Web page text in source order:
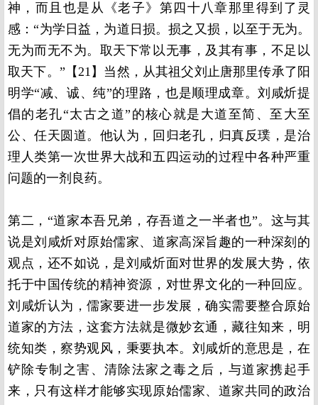
神，而且也是从《老子》第四十八章那里得到了灵
感：“为学日益，为道日损。损之又损，以至于无为。
无为而无不为。取天下常以无事，及其有事，不足以
取天下。”【21】当然，从其祖父刘止唐那里传承了阳
明学“减、诚、纯”的理路，也是顺理成章。刘咸炘提
倡的老孔“太古之道”的核心就是大道至简、至大至
公、任天圆道。他认为，回归老孔，归真反璞，是治
理人类第一次世界大战和五四运动的过程中各种严重
问题的一剂良药。
第二，“道家本吾兄弟，存吾道之一半者也”。这与其
说是刘咸炘对原始儒家、道家高深旨趣的一种深刻的
观点，还不如说，是刘咸炘面对世界的发展大势，依
托于中国传统的精神资源，对世界文化的一种回应。
刘咸炘认为，儒家要进一步发展，确实需要整合原始
道家的方法，这套方法就是微妙玄通，藏往知来，明
统知类，察势观风，秉要执本。刘咸炘的意思是，在
铲除专制之害、清除法家之毒之后，与道家携起手
来，只有这样才能够实现原始儒家、道家共同的政治